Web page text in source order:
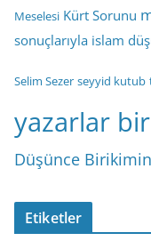
Meselesi Kürt Sorunu
sonuçlarıyla islam
Selim Sezer seyyid kutub
yazarlar
Düşünce
Etiketler